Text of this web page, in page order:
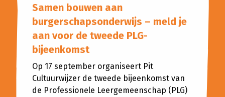
Samen bouwen aan
burgerschapsonderwijs – meld je
aan voor de tweede PLG-
bijeenkomst
Op 17 september organiseert Pit
Cultuurwijzer de tweede bijeenkomst van
de Professionele Leergemeenschap (PLG)